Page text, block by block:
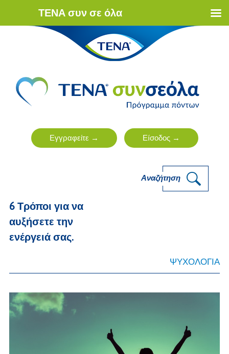
Αναζήτηση
6 Τρόποι για να
αυξήσετε την
ενέργειά σας.
ΨΥΧΟΛΟΓΙΑ
ΤΕΝΑ συν σε όλα